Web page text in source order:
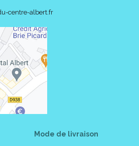
centre-albert.fr
Mode de livraison